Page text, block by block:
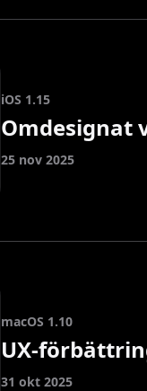
iOS 1.15
Omdesignat
25 nov 2025
macOS 1.10
UX-
31 okt 2025